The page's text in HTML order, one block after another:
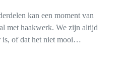
kan een moment van
met haakwerk. We zijn altijd
is, of dat het niet mooi…